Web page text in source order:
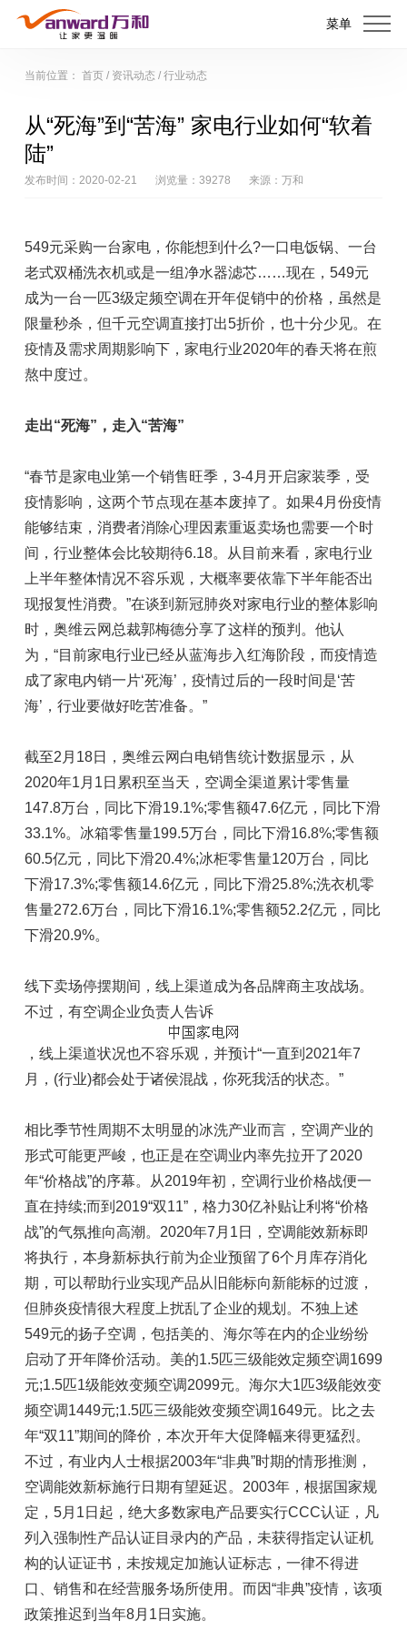
菜单
当前位置： 首页/ 资讯动态 / 行业动态
从“死海”到“苦海” 家电行业如何“软着
陆”
发布时间：2020-02-21 浏览量：39278 来源：万和
549元采购一台家电，你能想到什么?一口电饭锅、一台
老式双桶洗衣机或是一组净水器滤芯……现在，549元
成为一台一匹3级定频空调在开年促销中的价格，虽然是
限量秒杀，但千元空调直接打出5折价，也十分少见。在
疫情及需求周期影响下，家电行业2020年的春天将在煎
熬中度过。
走出“死海”，走入“苦海”
“春节是家电业第一个销售旺季，3-4月开启家装季，受
疫情影响，这两个节点现在基本废掉了。如果4月份疫情
能够结束，消费者消除心理因素重返卖场也需要一个时
间，行业整体会比较期待6.18。从目前来看，家电行业
上半年整体情况不容乐观，大概率要依靠下半年能否出
现报复性消费。”在谈到新冠肺炎对家电行业的整体影响
时，奥维云网总裁郭梅德分享了这样的预判。他认
为，“目前家电行业已经从蓝海步入红海阶段，而疫情造
成了家电内销一片‘死海’，疫情过后的一段时间是‘苦
海’，行业要做好吃苦准备。”
截至2月18日，奥维云网白电销售统计数据显示，从
2020年1月1日累积至当天，空调全渠道累计零售量
147.8万台，同比下滑19.1%;零售额47.6亿元，同比下滑
33.1%。冰箱零售量199.5万台，同比下滑16.8%;零售额
60.5亿元，同比下滑20.4%;冰柜零售量120万台，同比
下滑17.3%;零售额14.6亿元，同比下滑25.8%;洗衣机零
售量272.6万台，同比下滑16.1%;零售额52.2亿元，同比
下滑20.9%。
线下卖场停摆期间，线上渠道成为各品牌商主攻战场。
不过，有空调企业负责人告诉
，线上渠道状况也不容乐观，并预计“一直到2021年7
月，(行业)都会处于诸侯混战，你死我活的状态。”
相比季节性周期不太明显的冰洗产业而言，空调产业的
形式可能更严峻，也正是在空调业内率先拉开了2020
年“价格战”的序幕。从2019年初，空调行业价格战便一
直在持续;而到2019“双11”，格力30亿补贴让利将“价格
战”的气氛推向高潮。2020年7月1日，空调能效新标即
将执行，本身新标执行前为企业预留了6个月库存消化
期，可以帮助行业实现产品从旧能标向新能标的过渡，
但肺炎疫情很大程度上扰乱了企业的规划。不独上述
549元的扬子空调，包括美的、海尔等在内的企业纷纷
启动了开年降价活动。美的1.5匹三级能效定频空调1699
元;1.5匹1级能效变频空调2099元。海尔大1匹3级能效变
频空调1449元;1.5匹三级能效变频空调1649元。比之去
年“双11”期间的降价，本次开年大促降幅来得更猛烈。
不过，有业内人士根据2003年“非典”时期的情形推测，
空调能效新标施行日期有望延迟。2003年，根据国家规
定，5月1日起，绝大多数家电产品要实行CCC认证，凡
列入强制性产品认证目录内的产品，未获得指定认证机
构的认证证书，未按规定加施认证标志，一律不得进
口、销售和在经营服务场所使用。而因“非典”疫情，该项
政策推迟到当年8月1日实施。